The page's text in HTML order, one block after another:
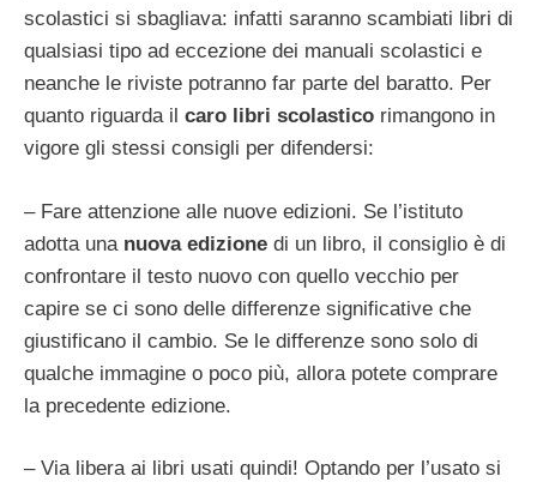
scolastici si sbagliava: infatti saranno scambiati libri di
qualsiasi tipo ad eccezione dei manuali scolastici e
neanche le riviste potranno far parte del baratto. Per
quanto riguarda il caro libri scolastico rimangono in
vigore gli stessi consigli per difendersi:
– Fare attenzione alle nuove edizioni. Se l’istituto
adotta una nuova edizione di un libro, il consiglio è di
confrontare il testo nuovo con quello vecchio per
capire se ci sono delle differenze significative che
giustificano il cambio. Se le differenze sono solo di
qualche immagine o poco più, allora potete comprare
la precedente edizione.
– Via libera ai libri usati quindi! Optando per l’usato si